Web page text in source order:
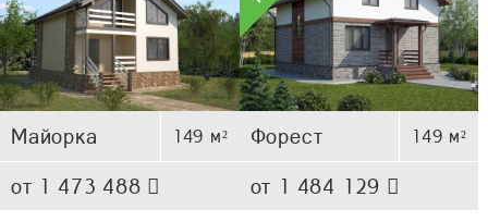
Майорка 149 м²
от 1 473 488
Форест 149 м²
от 1 484 129